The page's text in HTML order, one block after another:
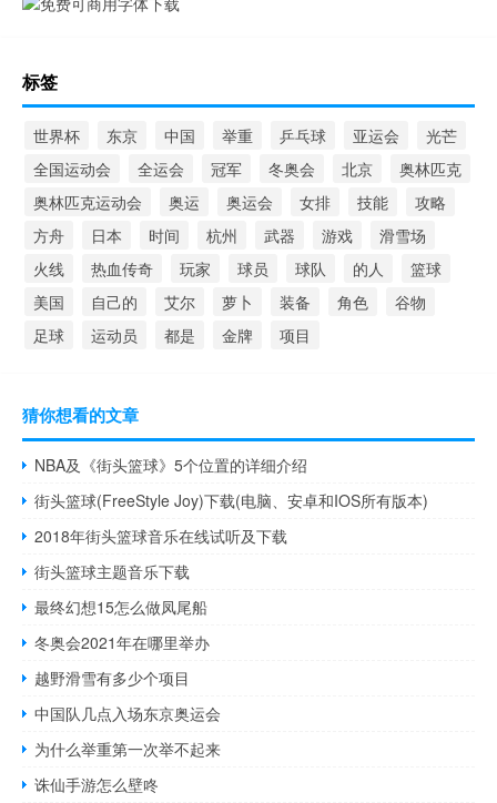
标签
世界杯 东京 中国 举重 乒乓球 亚运会
光芒
全国运动会
全运会 冠军 冬奥会 北京
奥林匹克
奥林匹克运动会
奥运 奥运会 女排 技能
攻略
方舟
日本 时间 杭州 武器 游戏
滑雪场
火线
热血传奇 玩家 球员 球队 的人
篮球
美国
自己的 艾尔 萝卜 装备 角色
谷物
足球
运动员 都是 金牌 项目
猜你想看的文章
NBA及《街头篮球》5个位置的详细介绍
街头篮球(FreeStyle Joy)下载(电脑、安卓和IOS所有版本)
2018年街头篮球音乐在线试听及下载
街头篮球主题音乐下载
最终幻想15怎么做凤尾船
冬奥会2021年在哪里举办
越野滑雪有多少个项目
中国队几点入场东京奥运会
为什么举重第一次举不起来
诛仙手游怎么壁咚